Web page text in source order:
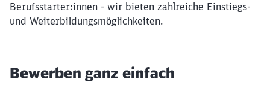
Berufsstarter:innen - wir bieten zahlreiche Einstiegs-
und Weiterbildungsmöglichkeiten.
Bewerben ganz einfach